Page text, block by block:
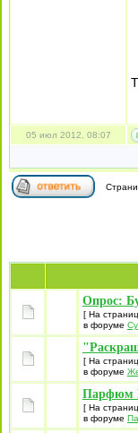
05 июл 2012, 08:07
Опрос:
[ На
в форуме
[ На
в форуме
Парфюм
[ На
в форуме